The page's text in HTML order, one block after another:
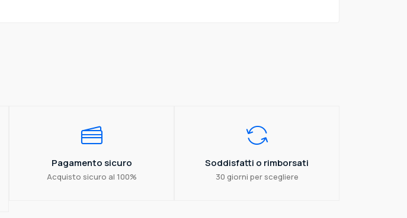
Pagamento sicuro
Acquisto sicuro al 100%
Soddisfatti o rimborsati
30 giorni per scegliere